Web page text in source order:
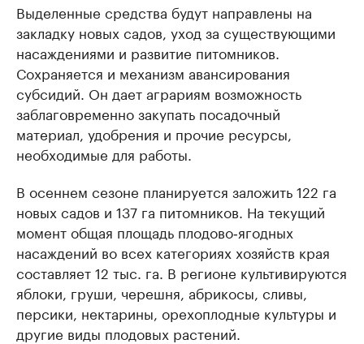
Выделенные средства будут направлены на
закладку новых садов, уход за существующими
насаждениями и развитие питомников.
Сохраняется и механизм авансирования
субсидий. Он дает аграриям возможность
заблаговременно закупать посадочный
материал, удобрения и прочие ресурсы,
необходимые для работы.
В осеннем сезоне планируется заложить 122 га
новых садов и 137 га питомников. На текущий
момент общая площадь плодово‑ягодных
насаждений во всех категориях хозяйств края
составляет 12 тыс. га. В регионе культивируются
яблоки, груши, черешня, абрикосы, сливы,
персики, нектарины, орехоплодные культуры и
другие виды плодовых растений.